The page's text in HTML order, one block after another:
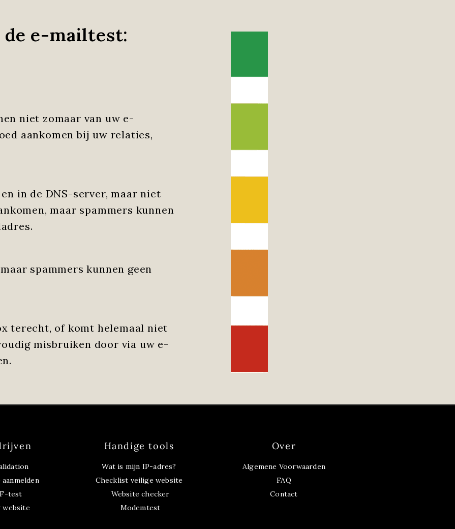
e-mailtest:
niet zomaar van uw e-
aankomen bij uw relaties,
in de DNS-server, maar niet
maar spammers kunnen
spammers kunnen geen
terecht, of komt helemaal niet
misbruiken door via uw e-
test
website
Handige tools
Wat is mijn IP-adres?
Checklist veilige website
Website checker
Modemtest
Over
Algemene Voorwaarden
FAQ
Contact